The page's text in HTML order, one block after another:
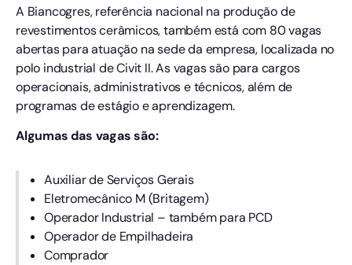
A Biancogres, referência nacional na produção de
revestimentos cerâmicos, também está com 80 vagas
abertas para atuação na sede da empresa, localizada no
polo industrial de Civit II. As vagas são para cargos
operacionais, administrativos e técnicos, além de
programas de estágio e aprendizagem.
Algumas das vagas são:
Auxiliar de Serviços Gerais
Eletromecânico M (Britagem)
Operador Industrial – também para PCD
Operador de Empilhadeira
Comprador